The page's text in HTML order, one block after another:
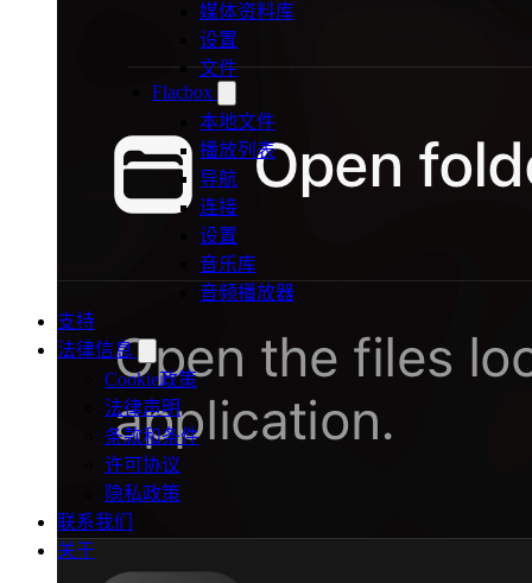
媒体资料库
设置
文件
Flacbox
本地文件
播放列表
导航
连接
设置
音乐库
音频播放器
支持
法律信息
Cookie政策
法律声明
条款和条件
许可协议
隐私政策
联系我们
关于